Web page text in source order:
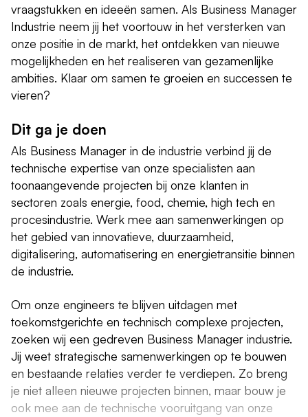
vraagstukken en ideeën samen. Als Business Manager
Industrie neem jij het voortouw in het versterken van
onze positie in de markt, het ontdekken van nieuwe
mogelijkheden en het realiseren van gezamenlijke
ambities. Klaar om samen te groeien en successen te
vieren?
Dit ga je doen
Als Business Manager in de industrie verbind jij de
technische expertise van onze specialisten aan
toonaangevende projecten bij onze klanten in
sectoren zoals energie, food, chemie, high tech en
procesindustrie. Werk mee aan samenwerkingen op
het gebied van innovatieve, duurzaamheid,
digitalisering, automatisering en energietransitie binnen
de industrie.
Om onze engineers te blijven uitdagen met
toekomstgerichte en technisch complexe projecten,
zoeken wij een gedreven Business Manager industrie.
Jij weet strategische samenwerkingen op te bouwen
en bestaande relaties verder te verdiepen. Zo breng
je niet alleen nieuwe projecten binnen, maar bouw je
ook mee aan de technische vooruitgang van onze